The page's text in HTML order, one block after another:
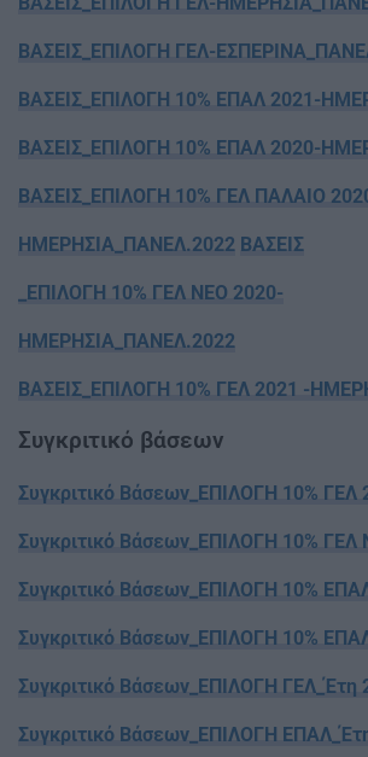
ΒΑΣΕΙΣ_ΕΠΙΛΟΓΗ ΓΕΛ-
ΒΑΣΕΙΣ_ΕΠΙΛΟΓΗ 10% ΕΠΑΛ 2021-
ΒΑΣΕΙΣ_ΕΠΙΛΟΓΗ 10% ΕΠΑΛ 2020-
ΒΑΣΕΙΣ_ΕΠΙΛΟΓΗ 10% ΓΕΛ ΠΑΛΑΙΟ
ΗΜΕΡΗΣΙΑ_ΠΑΝΕΛ.2022 ΒΑΣΕΙΣ
_ΕΠΙΛΟΓΗ 10% ΓΕΛ ΝΕΟ 2020-
ΗΜΕΡΗΣΙΑ_ΠΑΝΕΛ.2022
ΒΑΣΕΙΣ_ΕΠΙΛΟΓΗ 10% ΓΕΛ 2021 -
Συγκριτικό βάσεων
Συγκριτικό Βάσεων_ΕΠΙΛΟΓΗ 10% ΓΕΛ
Συγκριτικό Βάσεων_ΕΠΙΛΟΓΗ 10%
Συγκριτικό Βάσεων_ΕΠΙΛΟΓΗ 10%
Συγκριτικό Βάσεων_ΕΠΙΛΟΓΗ 10%
Συγκριτικό Βάσεων_ΕΠΙΛΟΓΗ ΓΕΛ_Έτη
Συγκριτικό Βάσεων_ΕΠΙΛΟΓΗ